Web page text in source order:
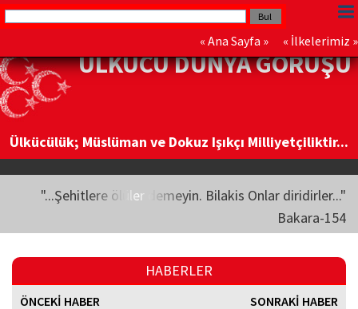
« Ana Sayfa » « İlkelerimiz »
ÜLKÜCÜ DÜNYA GÖRÜŞÜ
Ülkücülük; Müslüman ve Dokuz Işıkçı Milliyetçiliktir...
"...Şehitlere ölüler demeyin. Bilakis Onlar diridirler..."
Bakara-154
HABERLER
ÖNCEKİ HABER
SONRAKİ HABER